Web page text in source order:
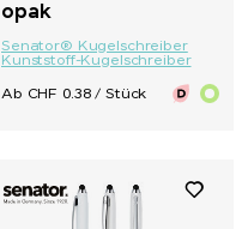
opak
Senator® Kugelschreiber
Kunststoff-Kugelschreiber
Ab CHF 0.38 / Stück